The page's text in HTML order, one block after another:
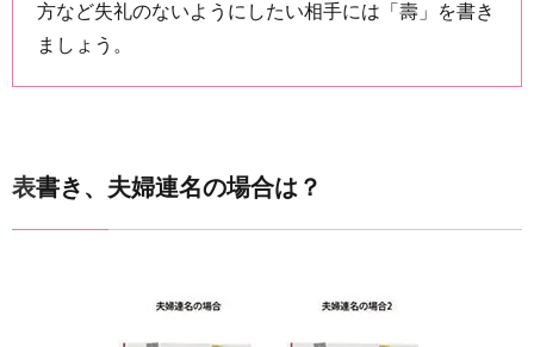
方など失礼のないようにしたい相手には「壽」を書き
ましょう。
表書き、夫婦連名の場合は？